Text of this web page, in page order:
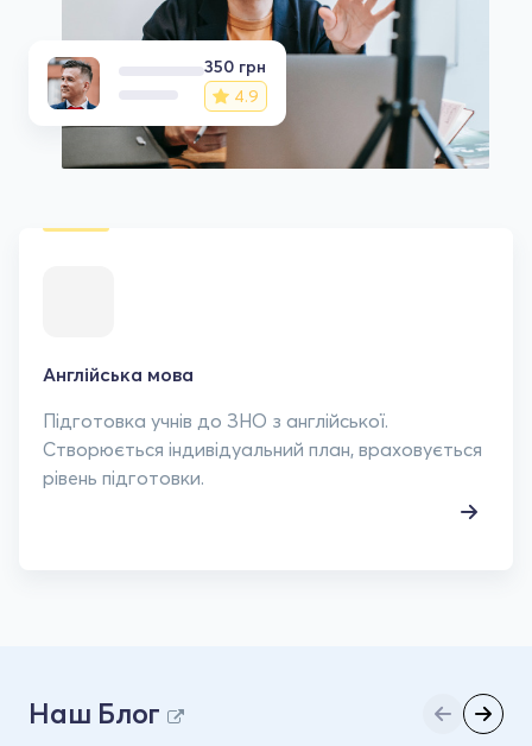
350 грн
4.9
Англійська мова
Підготовка учнів до ЗНО з англійської.
Створюється індивідуальний план, враховується
рівень підготовки.
Наш Блог